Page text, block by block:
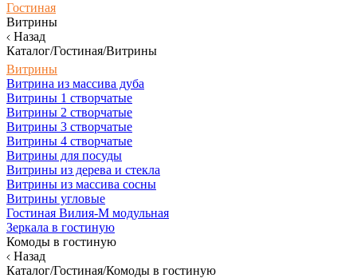
Гостиная
Витрины
Назад
Каталог/Гостиная/Витрины
Витрины
Витрина из массива дуба
Витрины 1 створчатые
Витрины 2 створчатые
Витрины 3 створчатые
Витрины 4 створчатые
Витрины для посуды
Витрины из дерева и стекла
Витрины из массива сосны
Витрины угловые
Гостиная Вилия-М модульная
Зеркала в гостиную
Комоды в гостиную
Назад
Каталог/Гостиная/Комоды в гостиную